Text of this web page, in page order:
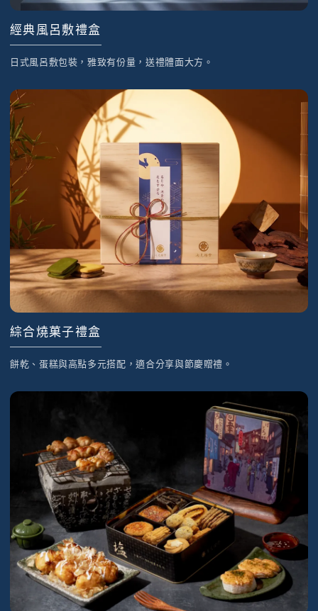
經典風呂敷禮盒
日式風呂敷包裝，雅致有份量，送禮體面大方。
綜合燒菓子禮盒
餅乾、蛋糕與高點多元搭配，適合分享與節慶贈禮。